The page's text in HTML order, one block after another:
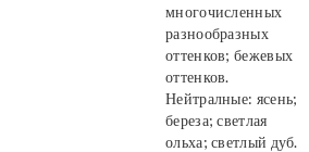
многочисленных
разнообразных
оттенков; бежевых
оттенков.
Нейтралные: ясень;
береза; светлая
ольха; светлый дуб.